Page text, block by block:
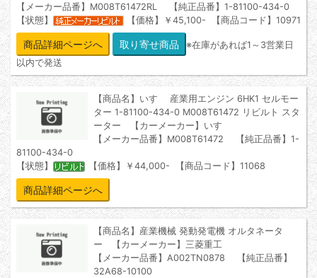
【メーカー品番】M008T61472RL 【純正品番】1-81100-434-0
【状態】
【価格】￥45,100- 【商品コード】10971
商品詳細ページへ
※在庫があれば1～3営業日
以内で発送
【商品名】いすゞ 産業用エンジン 6HK1 セルモー
ター 1-81100-434-0 M008T61472 リビルト スタ
ーター 【カーメーカー】いすゞ
【メーカー品番】M008T61472 【純正品番】1-
81100-434-0
【状態】
【価格】￥44,000- 【商品コード】11068
商品詳細ページへ
【商品名】産業機械 発動発電機 オルタネータ
ー 【カーメーカー】三菱重工
【メーカー品番】A002TN0878 【純正品番】
32A68-10100